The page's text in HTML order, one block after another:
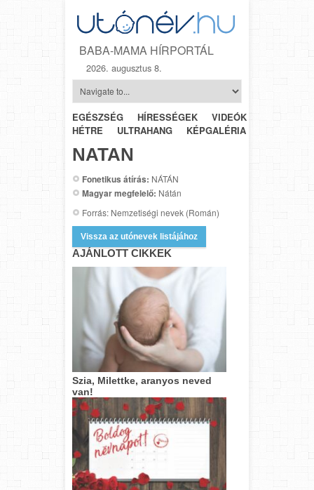
BABA-MAMA HÍRPORTÁL
2026. augusztus 8.
EGÉSZSÉG HÍRESSÉGEK VIDEÓK
HÉTRŐL-
HÉTRE
ULTRAHANG KÉPGALÉRIA
NATAN
Fonetikus átírás: NÁTÁN
Magyar megfelelő: Nátán
Forrás: Nemzetiségi nevek (Román)
Vissza az utónevek listájához
AJÁNLOTT CIKKEK
Szia, Milettke, aranyos neved
van!